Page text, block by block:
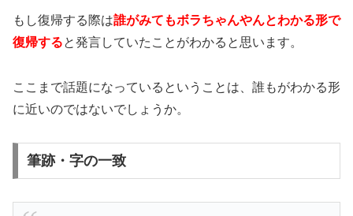
もし復帰する際は誰がみてもボラちゃんやんとわかる形で
復帰すると発言していたことがわかると思います。
ここまで話題になっているということは、誰もがわかる形
に近いのではないでしょうか。
筆跡・字の一致